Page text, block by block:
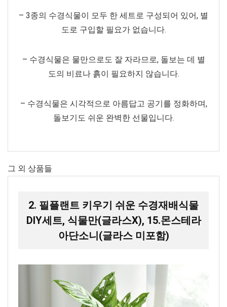
– 3종의 수경식물이 모두 한 세트로 구성되어 있어, 별
도로 구입할 필요가 없습니다.
– 수경식물은 물만으로도 잘 자라므로, 돌보는 데 별
도의 비료나 흙이 필요하지 않습니다.
– 수경식물은 시각적으로 아름답고 공기를 정화하며,
돌보기도 쉬운 완벽한 선물입니다.
그 외 상품들
2. 필플랜트 키우기 쉬운 수경재배식물
DIY세트, 식물만(글라스X), 15.몬스테라
아단소니(글라스 미포함)